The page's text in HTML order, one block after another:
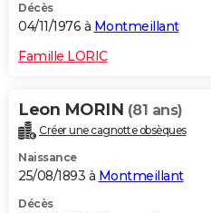
Décès
04/11/1976 à Montmeillant
Famille LORIC
Leon MORIN (81 ans)
Créer une cagnotte obsèques
Naissance
25/08/1893 à Montmeillant
Décès